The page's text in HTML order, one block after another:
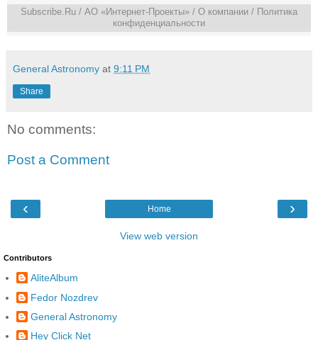
Subscribe.Ru / АО «Интернет-Проекты» / О компании / Политика
конфиденциальности
General Astronomy at 9:11 PM
Share
No comments:
Post a Comment
‹ ›
Home
View web version
Contributors
AliteAlbum
Fedor Nozdrev
General Astronomy
Hey Click Net